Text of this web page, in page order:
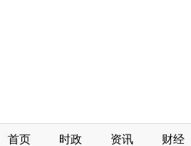
首页 时政 资讯 财经